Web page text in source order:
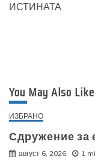
ИСТИНАТА
You May Also Like
ИЗБРАНО
Сдружение за
август 6, 2026 1